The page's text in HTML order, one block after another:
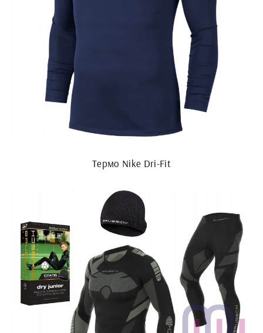
Термо Nike Dri-Fit